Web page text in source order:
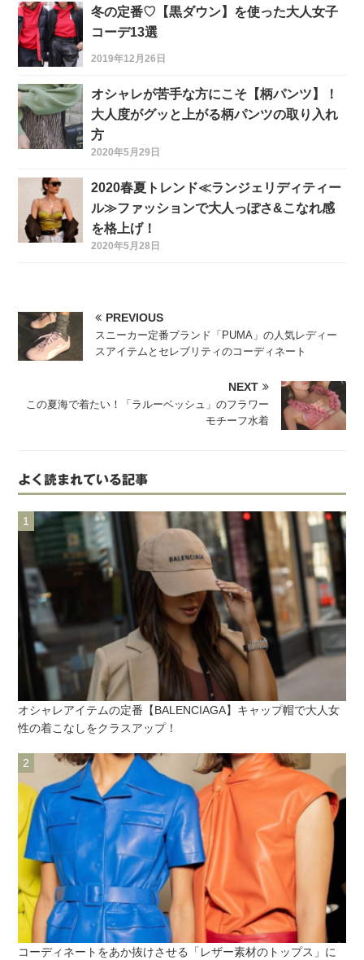
冬の定番♡【黒ダウン】を使った大人女子
コーデ13選
2019年12月26日
オシャレが苦手な方にこそ【柄パンツ】！
大人度がグッと上がる柄パンツの取り入れ
方
2020年5月29日
2020春夏トレンド≪ランジェリディティー
ル≫ファッションで大人っぽさ&こなれ感
を格上げ！
2020年5月28日
PREVIOUS
スニーカー定番ブランド「PUMA」の人気レディー
スアイテムとセレブリティのコーディネート
NEXT
この夏海で着たい！「ラルーベッシュ」のフラワー
モチーフ水着
よく読まれている記事
オシャレアイテムの定番【BALENCIAGA】キャップ帽で大人女
性の着こなしをクラスアップ！
コーディネートをあか抜けさせる「レザー素材のトップス」に